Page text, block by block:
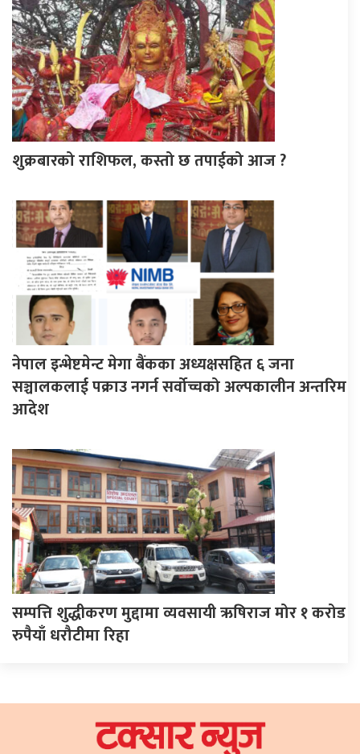
शुक्रबारको राशिफल, कस्तो छ तपाईको आज ?
नेपाल इन्भेष्टमेन्ट मेगा बैंकका अध्यक्षसहित ६ जना
सञ्चालकलाई पक्राउ नगर्न सर्वोच्चको अल्पकालीन अन्तरिम
आदेश
सम्पत्ति शुद्धीकरण मुद्दामा व्यवसायी ऋषिराज मोर १ करोड
रुपैयाँ धरौटीमा रिहा